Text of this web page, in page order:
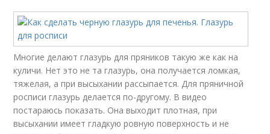
Многие делают глазурь для пряников такую же как на
куличи. Нет это не та глазурь, она получается ломкая,
тяжелая, а при высыхании рассыпается. Для пряничной
росписи глазурь делается по-другому. В видео
постараюсь показать. Она выходит плотная, при
высыхании имеет гладкую ровную поверхность и не